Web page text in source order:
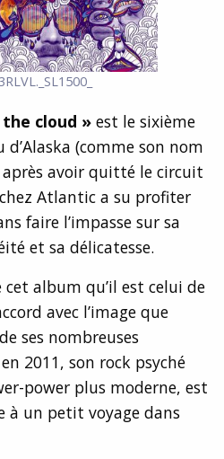
cloud » est le sixième
(comme son nom
après avoir quitté le circuit
Atlantic a su profiter
faire l’impasse sur sa
et sa délicatesse.
album qu’il est celui de
avec l’image que
ses nombreuses
2011, son rock psyché
power plus moderne, est
un petit voyage dans